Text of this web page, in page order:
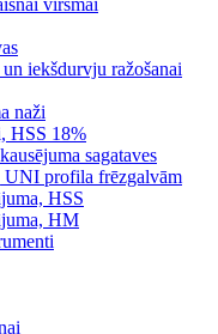
virsmai
iekšdurvju ražošanai
naži
HSS 18%
sagataves
UNI profila frēzgalvām
HSS
HM